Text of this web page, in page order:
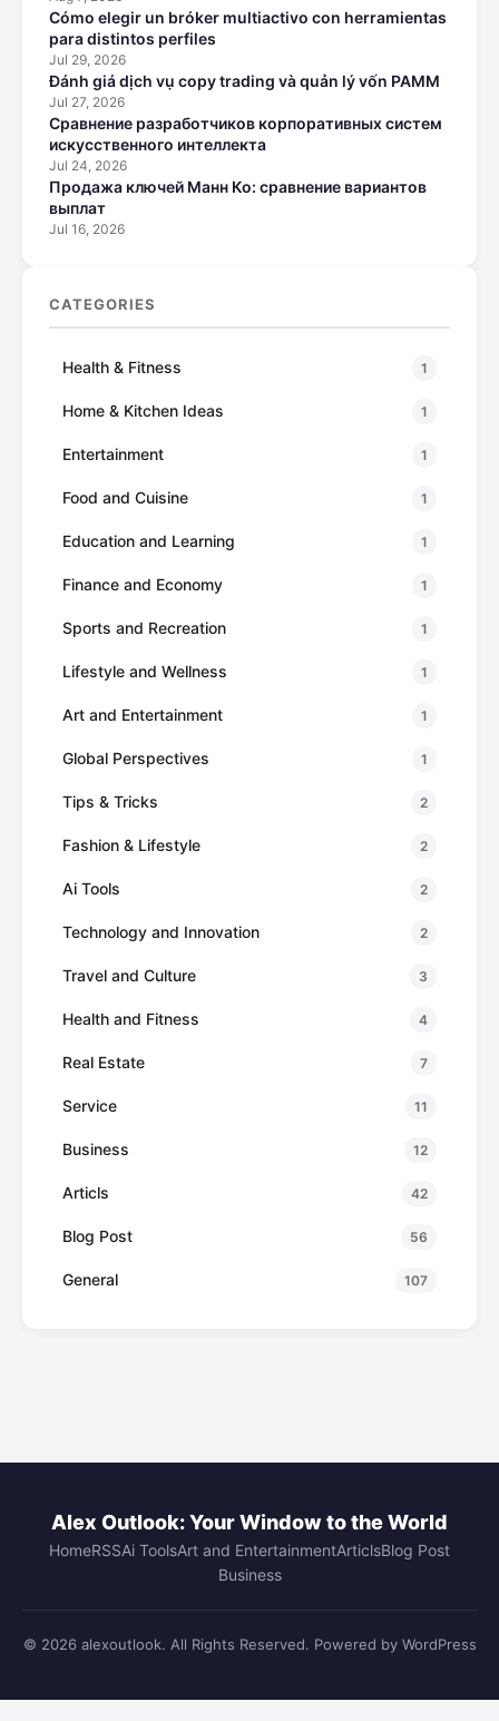
Cómo elegir un bróker multiactivo con herramientas
para distintos perfiles
Jul 29, 2026
Đánh giá dịch vụ copy trading và quản lý vốn PAMM
Jul 27, 2026
Сравнение разработчиков корпоративных систем
искусственного интеллекта
Jul 24, 2026
Продажа ключей Манн Ко: сравнение вариантов
выплат
Jul 16, 2026
CATEGORIES
Health & Fitness 1
Home & Kitchen Ideas 1
Entertainment 1
Food and Cuisine 1
Education and Learning 1
Finance and Economy 1
Sports and Recreation 1
Lifestyle and Wellness 1
Art and Entertainment 1
Global Perspectives 1
Tips & Tricks 2
Fashion & Lifestyle 2
Ai Tools 2
Technology and Innovation 2
Travel and Culture 3
Health and Fitness 4
Real Estate 7
Service 11
Business 12
Articls 42
Blog Post 56
General 107
Alex Outlook: Your Window to the World
HomeRSSAi ToolsArt and EntertainmentArticlsBlog Post
Business
© 2026 alexoutlook. All Rights Reserved. Powered by WordPress